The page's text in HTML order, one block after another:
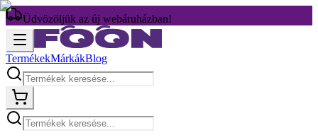
Üdvözöljük az új webáruházban!
TermékekMárkákBlog